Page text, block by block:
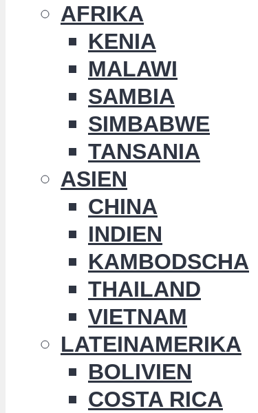
AFRIKA
KENIA
MALAWI
SAMBIA
SIMBABWE
TANSANIA
ASIEN
CHINA
INDIEN
KAMBODSCHA
THAILAND
VIETNAM
LATEINAMERIKA
BOLIVIEN
COSTA RICA